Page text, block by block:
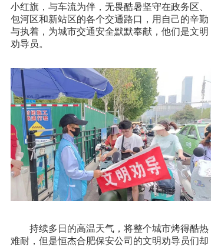
小红旗，与车流为伴，无畏酷暑坚守在政务区、
包河区和新站区的各个交通路口，用自己的辛勤
与执着，为城市交通安全默默奉献，他们是文明
劝导员。
持续多日的高温天气，将整个城市烤得酷热
难耐，但是恒杰合肥保安公司的文明劝导员们却